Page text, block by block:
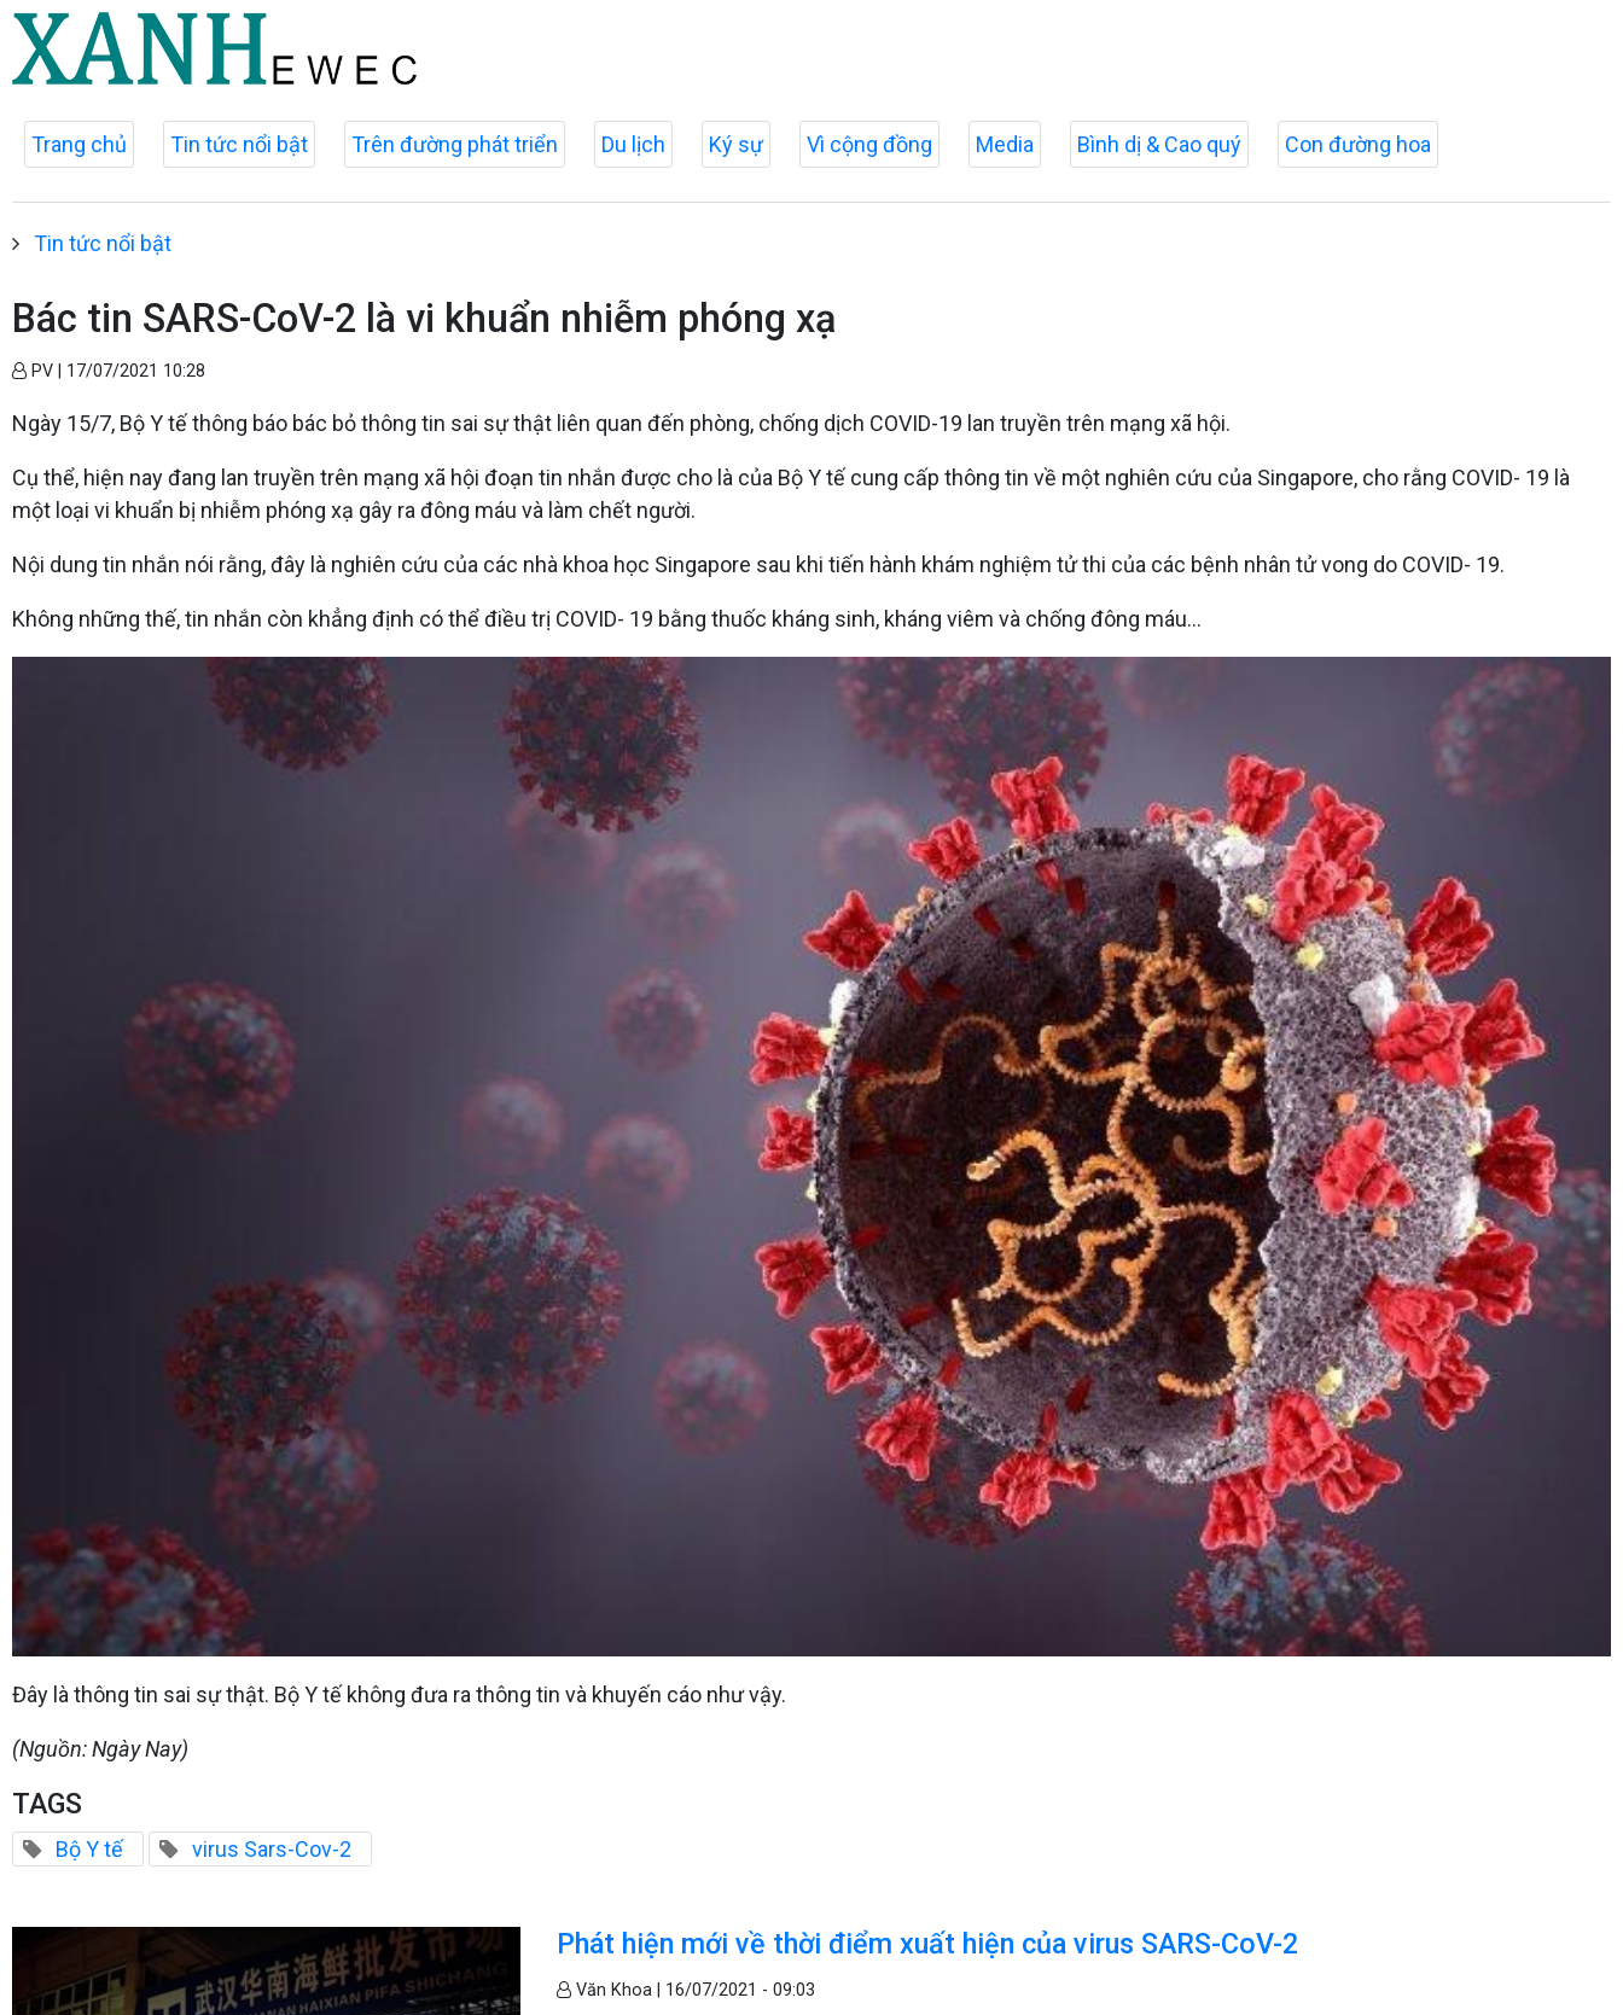
Trang chủ Tin tức nổi bật Trên đường phát triển Du lịch Ký sự Vì cộng đồng Media Bình dị & Cao quý Con đường hoa
Tin tức nổi bật
Bác tin SARS-CoV-2 là vi khuẩn nhiễm phóng xạ
PV | 17/07/2021 10:28
Ngày 15/7, Bộ Y tế thông báo bác bỏ thông tin sai sự thật liên quan đến phòng, chống dịch COVID-19 lan truyền trên mạng xã hội.
Cụ thể, hiện nay đang lan truyền trên mạng xã hội đoạn tin nhắn được cho là của Bộ Y tế cung cấp thông tin về một nghiên cứu của Singapore, cho rằng COVID- 19 là
một loại vi khuẩn bị nhiễm phóng xạ gây ra đông máu và làm chết người.
Nội dung tin nhắn nói rằng, đây là nghiên cứu của các nhà khoa học Singapore sau khi tiến hành khám nghiệm tử thi của các bệnh nhân tử vong do COVID- 19.
Không những thế, tin nhắn còn khẳng định có thể điều trị COVID- 19 bằng thuốc kháng sinh, kháng viêm và chống đông máu...
Đây là thông tin sai sự thật. Bộ Y tế không đưa ra thông tin và khuyến cáo như vậy.
(Nguồn: Ngày Nay)
TAGS
Bộ Y tế virus Sars-Cov-2
Phát hiện mới về thời điểm xuất hiện của virus SARS-CoV-2
Văn Khoa | 16/07/2021 - 09:03